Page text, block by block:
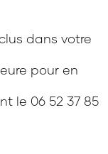
dans votre
pour en
le 06 52 37 85